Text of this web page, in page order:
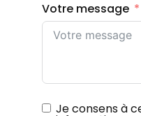
Votre message
Je consens à